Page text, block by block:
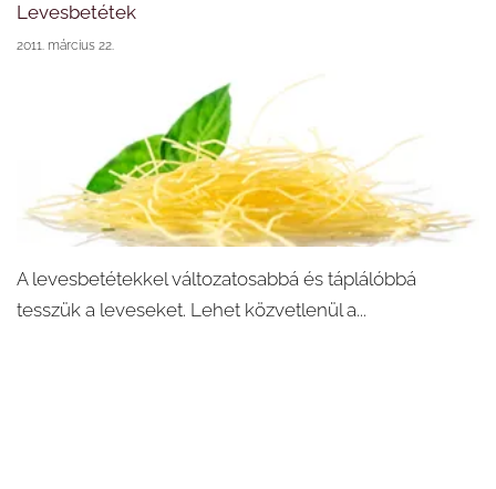
Levesbetétek
2011. március 22.
A levesbetétekkel változatosabbá és táplálóbbá
tesszük a leveseket. Lehet közvetlenül a...